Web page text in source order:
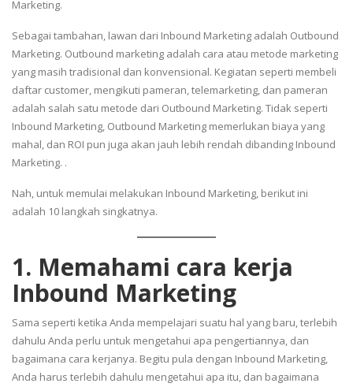
Marketing.
Sebagai tambahan, lawan dari Inbound Marketing adalah Outbound
Marketing. Outbound marketing adalah cara atau metode marketing
yang masih tradisional dan konvensional. Kegiatan seperti membeli
daftar customer, mengikuti pameran, telemarketing, dan pameran
adalah salah satu metode dari Outbound Marketing. Tidak seperti
Inbound Marketing, Outbound Marketing memerlukan biaya yang
mahal, dan ROI pun juga akan jauh lebih rendah dibanding Inbound
Marketing. .
Nah, untuk memulai melakukan Inbound Marketing, berikut ini
adalah 10 langkah singkatnya.
1. Memahami cara kerja
Inbound Marketing
Sama seperti ketika Anda mempelajari suatu hal yang baru, terlebih
dahulu Anda perlu untuk mengetahui apa pengertiannya, dan
bagaimana cara kerjanya. Begitu pula dengan Inbound Marketing,
Anda harus terlebih dahulu mengetahui apa itu, dan bagaimana